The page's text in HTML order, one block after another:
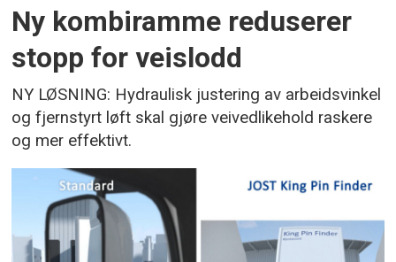
Ny kombiramme reduserer
stopp for veislodd
NY LØSNING: Hydraulisk justering av arbeidsvinkel
og fjernstyrt løft skal gjøre veivedlikehold raskere
og mer effektivt.